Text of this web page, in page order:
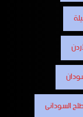
السودانى